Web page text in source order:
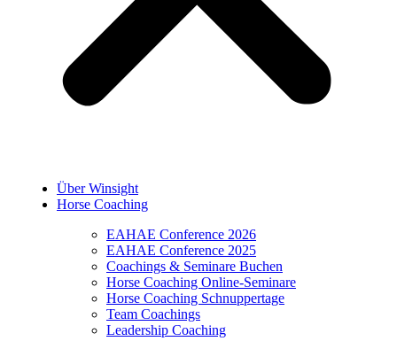
Über Winsight
Horse Coaching
EAHAE Conference 2026
EAHAE Conference 2025
Coachings & Seminare Buchen
Horse Coaching Online-Seminare
Horse Coaching Schnuppertage
Team Coachings
Leadership Coaching